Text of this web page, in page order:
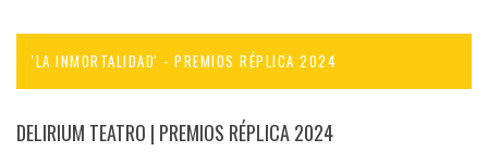
'LA INMORTALIDAD' - PREMIOS RÉPLICA 2024
DELIRIUM TEATRO | PREMIOS RÉPLICA 2024